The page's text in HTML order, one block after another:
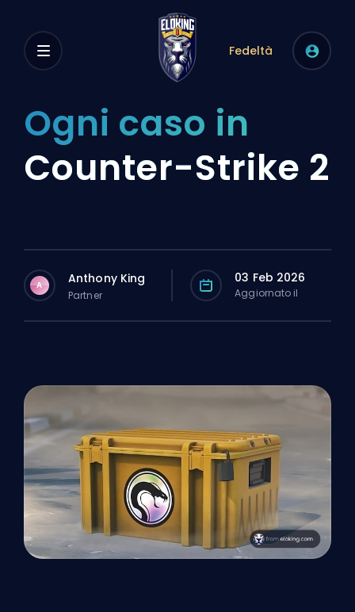
Fedeltà
Ogni caso in
Counter-Strike 2
A Anthony King
Partner
03 Feb 2026
Aggiornato il